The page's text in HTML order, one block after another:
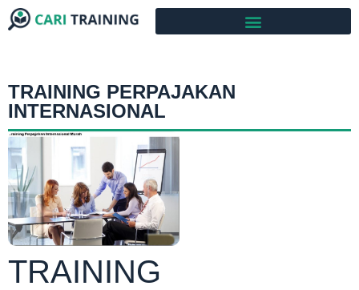
TRAINING PERPAJAKAN
INTERNASIONAL
TRAINING